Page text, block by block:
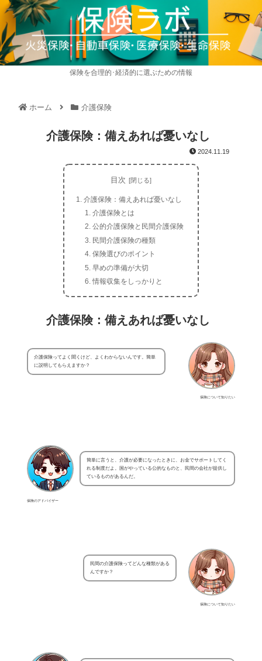
保険を合理的･経済的に選ぶための情報
ホーム 介護保険
介護保険：備えあれば憂いなし
2024.11.19
目次
介護保険：備えあれば憂いなし
介護保険とは
公的介護保険と民間介護保険
民間介護保険の種類
保険選びのポイント
早めの準備が大切
情報収集をしっかりと
介護保険：備えあれば憂いなし
保険について知りたい
介護保険ってよく聞くけど、よくわからないんです。簡単
に説明してもらえますか？
保険のアドバイザー
簡単に言うと、介護が必要になったときに、お金でサポートしてく
れる制度だよ。国がやっている公的なものと、民間の会社が提供し
ているものがあるんだ。
保険について知りたい
民間の介護保険ってどんな種類がある
んですか？